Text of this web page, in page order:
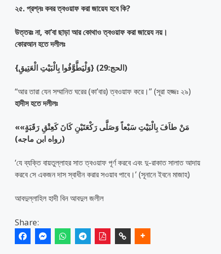
২৫. প্রশ্নঃ কবর ত্বওয়াফ করা জায়েয হবে কি?
উত্তরঃ না, কা’বা ছাড়া আর কোথাও ত্বওয়াফ করা জায়েয নয়।
কোরআন হতে দলীলঃ
{وَلْيَطَّوَّفُوا بِالْبَيْتِ الْعَتِيقِ} (الحج:29)
‘‘আর তারা যেন সম্মানিত ঘরের (কা’বার) ত্বওয়াফ করে।’’ (সূরা হজ্জঃ ২৯)
হাদীস হতে দলীলঃ
«مَنْ طاَفَ بِالْبَيْتِ سَبْعاً وَصَلَّى رَكْعَتَيْنِ كَانَ كَعِتْقِ رَقَبَةٍ»
(رواه ابن ماجه)
‘যে ব্যক্তি বায়তুল্লাহর সাত ত্বওয়াফ পূর্ণ করবে এবং দু-রাকাত সালাত আদায়
করবে সে একজন দাস স্বাধীন করার সওয়াব পাবে।’ (সূনানে ইবনে মাজাহ)
আবদুল্লাহিল হাদী বিন আবদুল জলীল
Share: